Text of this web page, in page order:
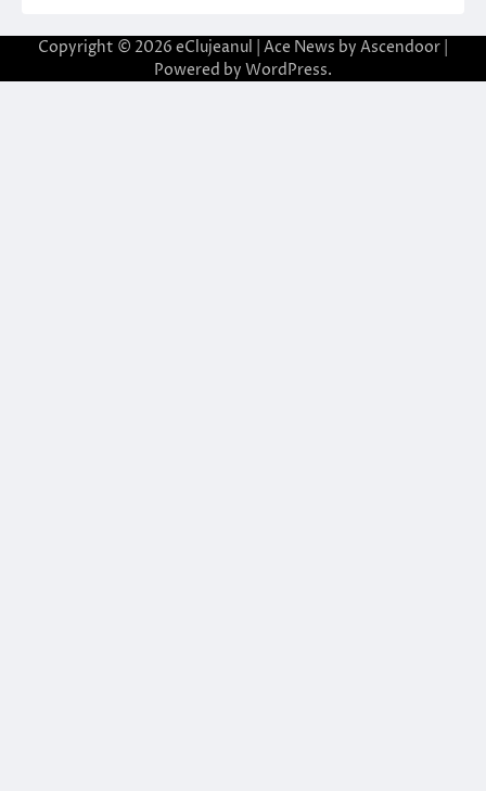
Copyright © 2026 eClujeanul | Ace News by Ascendoor
Powered by WordPress.